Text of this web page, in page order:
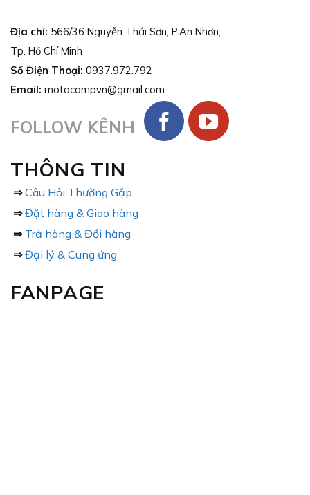
Địa chỉ: 566/36 Nguyễn Thái Sơn, P.An Nhơn,
Tp. Hồ Chí Minh
Số Điện Thoại: 0937.972.792
Email: motocampvn@gmail.com
FOLLOW KÊNH
THÔNG TIN
⇒ Câu Hỏi Thường Gặp
⇒ Đặt hàng & Giao hàng
⇒ Trả hàng & Đổi hàng
⇒ Đại lý & Cung ứng
FANPAGE